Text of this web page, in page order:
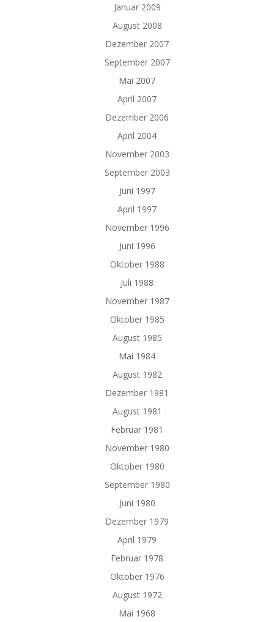
Januar 2009
August 2008
Dezember 2007
September 2007
Mai 2007
April 2007
Dezember 2006
April 2004
November 2003
September 2003
Juni 1997
April 1997
November 1996
Juni 1996
Oktober 1988
Juli 1988
November 1987
Oktober 1985
August 1985
Mai 1984
August 1982
Dezember 1981
August 1981
Februar 1981
November 1980
Oktober 1980
September 1980
Juni 1980
Dezember 1979
April 1979
Februar 1978
Oktober 1976
August 1972
Mai 1968